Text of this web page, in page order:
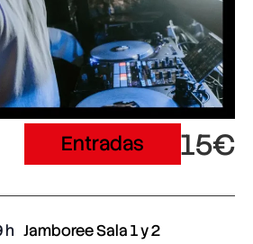
Entradas 15€
Jamboree Sala 1 y 2